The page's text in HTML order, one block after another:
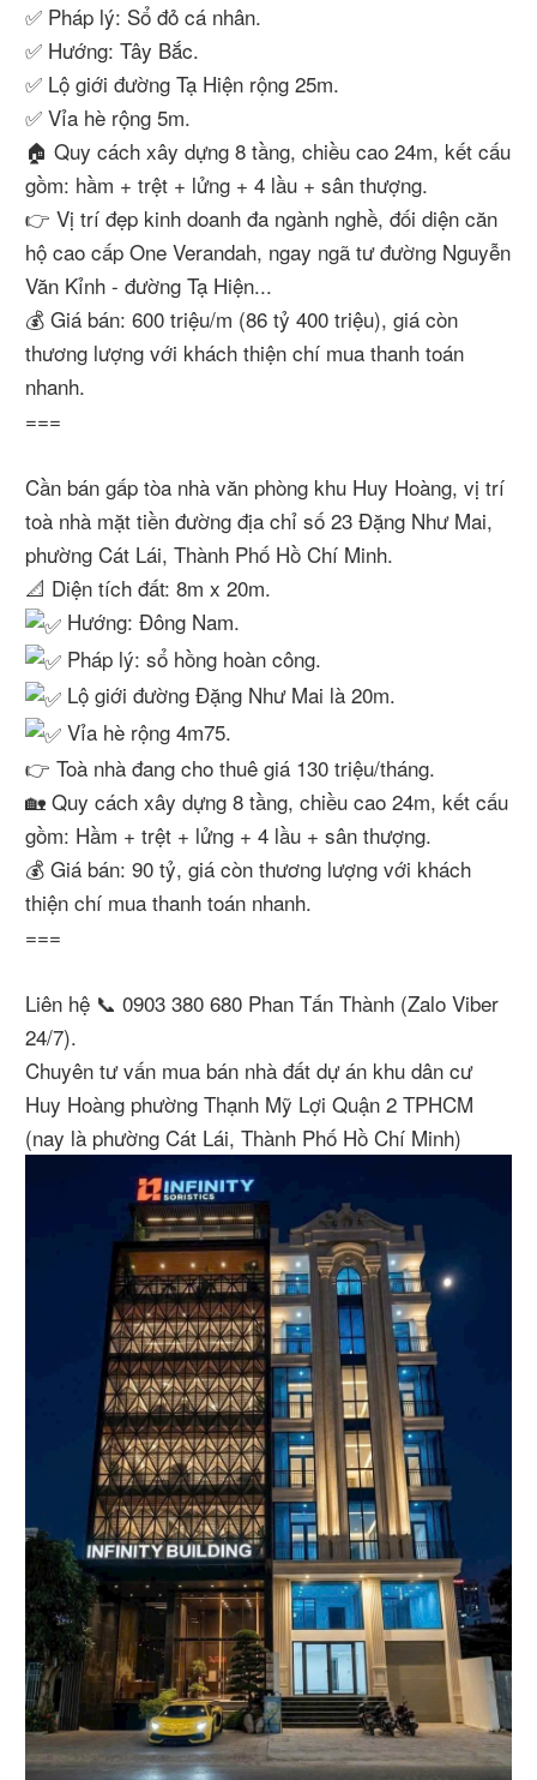
✅ Pháp lý: Sổ đỏ cá nhân.
✅ Hướng: Tây Bắc.
✅ Lộ giới đường Tạ Hiện rộng 25m.
✅ Vỉa hè rộng 5m.
🏠 Quy cách xây dựng 8 tầng, chiều cao 24m, kết cấu
gồm: hầm + trệt + lửng + 4 lầu + sân thượng.
👉 Vị trí đẹp kinh doanh đa ngành nghề, đối diện căn
hộ cao cấp One Verandah, ngay ngã tư đường Nguyễn
Văn Kỉnh - đường Tạ Hiện...
💰 Giá bán: 600 triệu/m (86 tỷ 400 triệu), giá còn
thương lượng với khách thiện chí mua thanh toán
nhanh.
===
Cần bán gấp tòa nhà văn phòng khu Huy Hoàng, vị trí
toà nhà mặt tiền đường địa chỉ số 23 Đặng Như Mai,
phường Cát Lái, Thành Phố Hồ Chí Minh.
📐 Diện tích đất: 8m x 20m.
Hướng: Đông Nam.
Pháp lý: sổ hồng hoàn công.
Lộ giới đường Đặng Như Mai là 20m.
Vỉa hè rộng 4m75.
👉 Toà nhà đang cho thuê giá 130 triệu/tháng.
🏡 Quy cách xây dựng 8 tầng, chiều cao 24m, kết cấu
gồm: Hầm + trệt + lửng + 4 lầu + sân thượng.
💰 Giá bán: 90 tỷ, giá còn thương lượng với khách
thiện chí mua thanh toán nhanh.
===
Liên hệ 📞 0903 380 680 Phan Tấn Thành (Zalo Viber
24/7).
Chuyên tư vấn mua bán nhà đất dự án khu dân cư
Huy Hoàng phường Thạnh Mỹ Lợi Quận 2 TPHCM
(nay là phường Cát Lái, Thành Phố Hồ Chí Minh)